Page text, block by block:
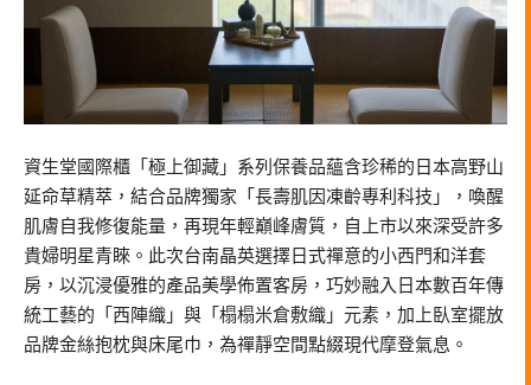
資生堂國際櫃「極上御藏」系列保養品蘊含珍稀的日本高野山
延命草精萃，結合品牌獨家「長壽肌因凍齡專利科技」，喚醒
肌膚自我修復能量，再現年輕巔峰膚質，自上市以來深受許多
貴婦明星青睞。此次台南晶英選擇日式禪意的小西門和洋套
房，以沉浸優雅的產品美學佈置客房，巧妙融入日本數百年傳
統工藝的「西陣織」與「榻榻米倉敷織」元素，加上臥室擺放
品牌金絲抱枕與床尾巾，為禪靜空間點綴現代摩登氣息。